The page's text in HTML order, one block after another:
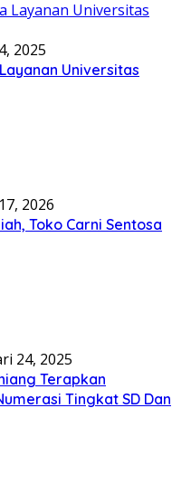
2025
Universitas
2026
Toko Carni Sentosa
24, 2025
Terapkan
Tingkat SD Dan